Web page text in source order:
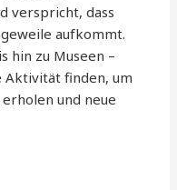
verspricht, dass
aufkommt.
hin zu Museen –
Aktivität finden, um
und neue